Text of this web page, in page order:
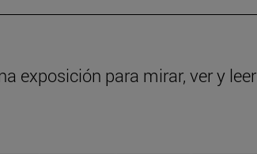
exposición para mirar, ver y leer